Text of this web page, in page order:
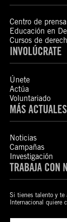
Centro de prensa
Educación en
Cursos de
INVOLÚCRATE
Únete
Actúa
Voluntariado
MÁS ACTUALES
Noticias
Campañas
Investigación
TRABAJA CON
Si tienes talento y te
Internacional quiere